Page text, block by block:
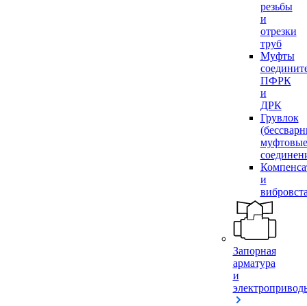
резьбы
и
отрезки
труб
Муфты
ПФРК
и
ДРК
Грувлок
муфтовые
и
Запорная
арматура
и